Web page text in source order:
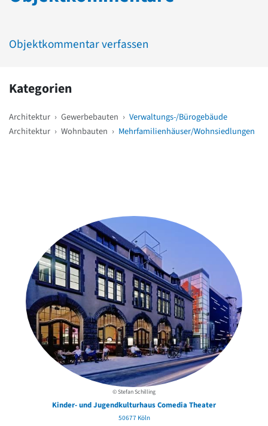
Objektkommentar verfassen
Kategorien
Architektur › Gewerbebauten › Verwaltungs-/Bürogebäude
Architektur › Wohnbauten › Mehrfamilienhäuser/Wohnsiedlungen
© Stefan Schilling
Kinder- und Jugendkulturhaus Comedia Theater
50677 Köln